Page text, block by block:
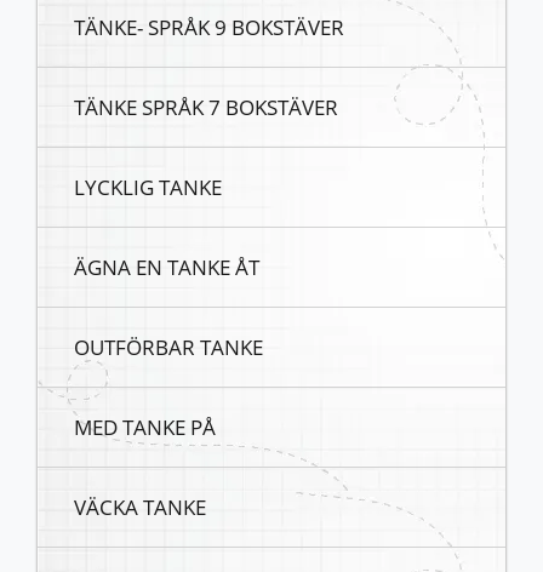
TÄNKE- SPRÅK 9 BOKSTÄVER
TÄNKE SPRÅK 7 BOKSTÄVER
LYCKLIG TANKE
ÄGNA EN TANKE ÅT
OUTFÖRBAR TANKE
MED TANKE PÅ
VÄCKA TANKE